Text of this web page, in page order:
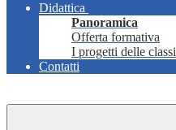
Didattica
Panoramica
Offerta formativa
I progetti delle classi
Contatti